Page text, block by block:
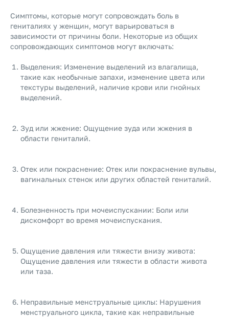
Симптомы, которые могут сопровождать боль в
гениталиях у женщин, могут варьироваться в
зависимости от причины боли. Некоторые из общих
сопровождающих симптомов могут включать:
Выделения: Изменение выделений из влагалища,
такие как необычные запахи, изменение цвета или
текстуры выделений, наличие крови или гнойных
выделений.
Зуд или жжение: Ощущение зуда или жжения в
области гениталий.
Отек или покраснение: Отек или покраснение вульвы,
вагинальных стенок или других областей гениталий.
Болезненность при мочеиспускании: Боли или
дискомфорт во время мочеиспускания.
Ощущение давления или тяжести внизу живота:
Ощущение давления или тяжести в области живота
или таза.
Неправильные менструальные циклы: Нарушения
менструального цикла, такие как неправильные